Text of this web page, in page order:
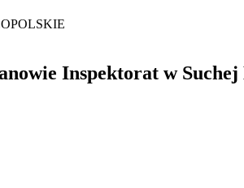
Inspektorat w